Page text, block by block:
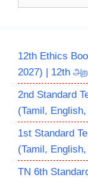
12th Ethics
2027) | 12th
2nd Standard
(Tamil,
1st Standard
(Tamil,
TN 6th